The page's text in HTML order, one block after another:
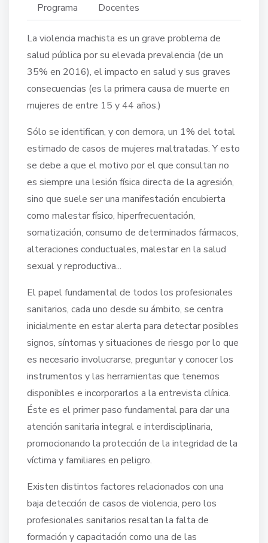
Programa
Docentes
La violencia machista es un grave problema de
salud pública por su elevada prevalencia (de un
35% en 2016), el impacto en salud y sus graves
consecuencias (es la primera causa de muerte en
mujeres de entre 15 y 44 años.)
Sólo se identifican, y con demora, un 1% del total
estimado de casos de mujeres maltratadas. Y esto
se debe a que el motivo por el que consultan no
es siempre una lesión física directa de la agresión,
sino que suele ser una manifestación encubierta
como malestar físico, hiperfrecuentación,
somatización, consumo de determinados fármacos,
alteraciones conductuales, malestar en la salud
sexual y reproductiva...
El papel fundamental de todos los profesionales
sanitarios, cada uno desde su ámbito, se centra
inicialmente en estar alerta para detectar posibles
signos, síntomas y situaciones de riesgo por lo que
es necesario involucrarse, preguntar y conocer los
instrumentos y las herramientas que tenemos
disponibles e incorporarlos a la entrevista clínica.
Éste es el primer paso fundamental para dar una
atención sanitaria integral e interdisciplinaria,
promocionando la protección de la integridad de la
víctima y familiares en peligro.
Existen distintos factores relacionados con una
baja detección de casos de violencia, pero los
profesionales sanitarios resaltan la falta de
formación y capacitación como una de las